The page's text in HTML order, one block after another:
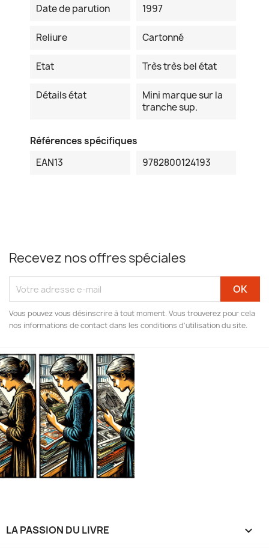
Date de parution 1997
Reliure Cartonné
Etat Très très bel état
Détails état
Mini marque sur la
tranche sup.
Références spécifiques
EAN13
9782800124193
Recevez nos offres spéciales
Vous pouvez vous désinscrire à tout moment. Vous trouverez pour cela
nos informations de contact dans les conditions d'utilisation du site.
LA PASSION DU LIVRE 